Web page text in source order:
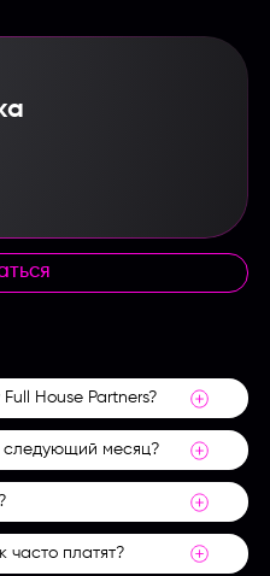
House Partners?
25% до 45% от
ступенями
пороги фиксирует
следующий месяц?
обнуляется в конце
условиями
Clubhouse Casino и
часто платят?